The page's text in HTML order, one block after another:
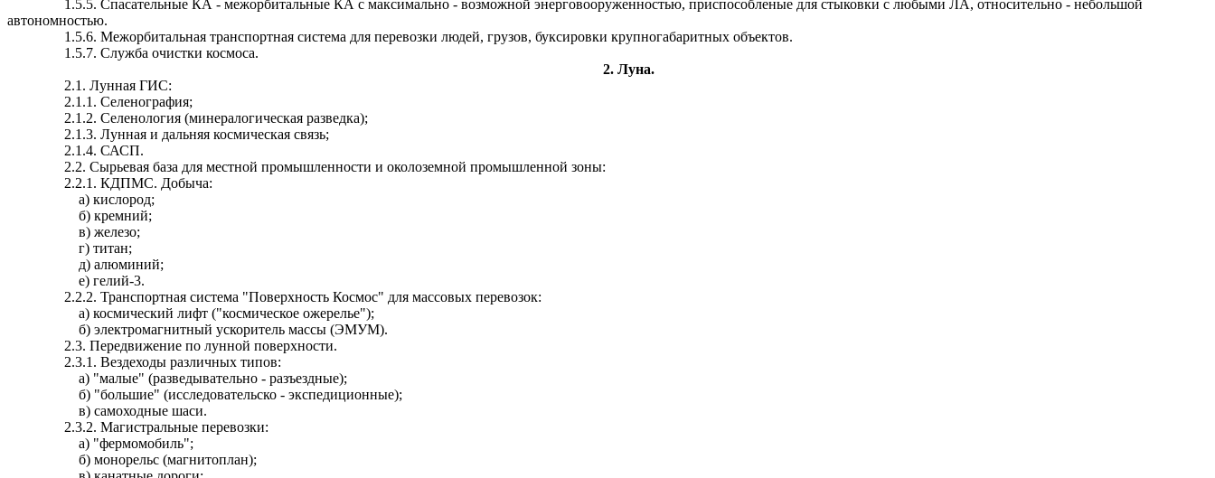
1.5.5. Спасательные КА - межорбитальные КА с максимально - возможной энерговооруженностью,приспособленые для стыковки с любыми ЛА, относительно - небольшой
автономностью.
1.5.6. Межорбитальная транспортная система для перевозки людей, грузов, буксировки крупногабаритных объектов.
1.5.7. Служба очистки космоса.
2. Луна.
2.1. Лунная ГИС:
2.1.1. Селенография;
2.1.2. Селенология (минералогическая разведка);
2.1.3. Лунная и дальняя космическая связь;
2.1.4. САСП.
2.2. Сырьевая база для местной промышленности и околоземной промышленной зоны:
2.2.1. КДПМС. Добыча:
а) кислород;
б) кремний;
в) железо;
г) титан;
д) алюминий;
е) гелий-3.
2.2.2. Транспортная система "Поверхность Космос" для массовых перевозок:
а) космический лифт ("космическое ожерелье");
б) электромагнитный ускоритель массы (ЭМУМ).
2.3. Передвижение по лунной поверхности.
2.3.1. Вездеходы различных типов:
а) "малые" (разведывательно - разъездные);
б) "большие" (исследовательско - экспедиционные);
в) самоходныешаси.
2.3.2. Магистральные перевозки:
а) "фермомобиль";
б) монорельс (магнитоплан);